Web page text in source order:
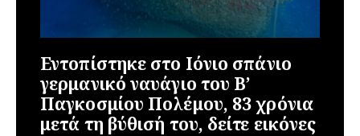
Εντοπίστηκε στο Ιόνιο σπάνιο
γερμανικό ναυάγιο του Β’
Παγκοσμίου Πολέμου, 83 χρόνια
μετά τη βύθισή του, δείτε εικόνες